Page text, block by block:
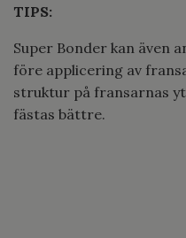
TIPS:
Super Bonder kan även
före applicering av
struktur på fransarnas
fästas bättre.